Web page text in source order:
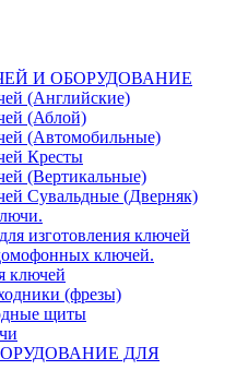
И ОБОРУДОВАНИЕ
(Английские)
(Аблой)
(Автомобильные)
Кресты
(Вертикальные)
Сувальдные (Дверняк)
изготовления ключей
ключей.
ключей
(фрезы)
щиты
ДЛЯ